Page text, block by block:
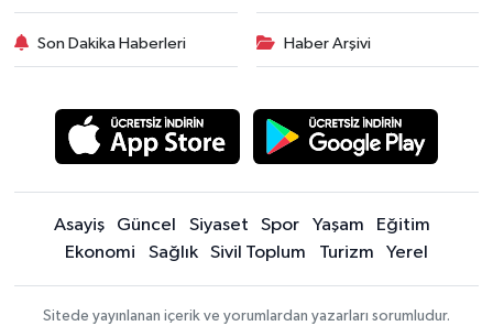
Son Dakika Haberleri Haber Arşivi
Asayiş Güncel Siyaset Spor Yaşam
Eğitim
Ekonomi
Sağlık Sivil Toplum Turizm Yerel
Sitede yayınlanan içerik ve yorumlardan yazarları sorumludur.